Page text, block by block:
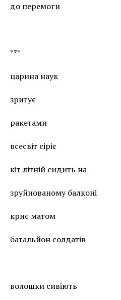
до перемоги
***
царина наук
зригує
ракетами
всесвіт сіріє
кіт літній сидить на
зруйнованому балконі
криє матом
батальйон солдатів
волошки сивіють